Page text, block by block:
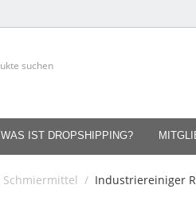
WAS IST DROPSHIPPING?
Schmiermittel / Industriereiniger